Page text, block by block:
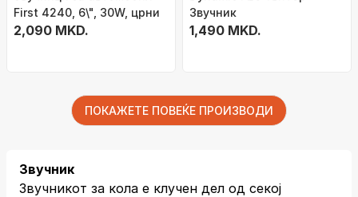
First 4240, 6\", 30W, црни
2,090 MKD.
Звучник
1,490 MKD.
ПОКАЖЕТЕ ПОВЕЌЕ ПРОИЗВОДИ
Звучник
Звучникот за кола е клучен дел од секој